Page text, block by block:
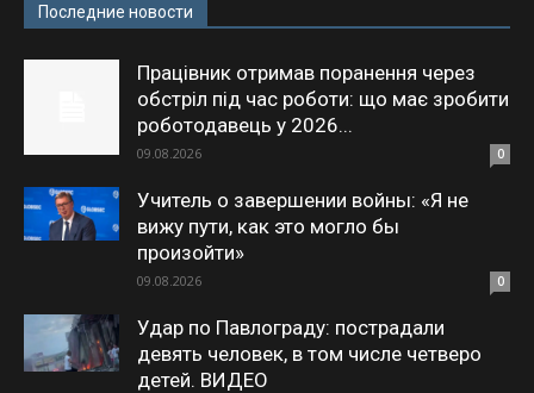
Последние новости
Працівник отримав поранення через
обстріл під час роботи: що має зробити
роботодавець у 2026...
09.08.2026 0
Учитель о завершении войны: «Я не
вижу пути, как это могло бы
произойти»
09.08.2026 0
Удар по Павлограду: пострадали
девять человек, в том числе четверо
детей. ВИДЕО